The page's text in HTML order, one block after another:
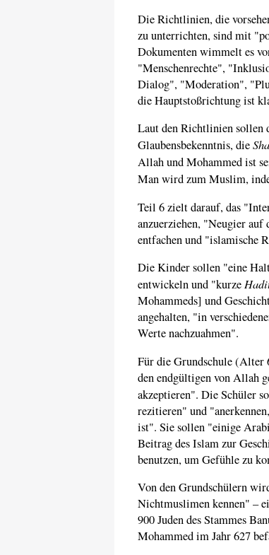
Die Richtlinien, die
zu unterrichten, sind mit
Dokumenten wimmelt es
"Menschenrechte",
Dialog", "Moderation",
die Hauptstoßrichtung ist
Laut den Richtlinien sollen
Glaubensbekenntnis, die
Allah und Mohammed ist
Man wird zum Muslim,
Teil 6 zielt darauf, das
anzuerziehen, "Neugier
entfachen und "islamische
Die Kinder sollen "eine
entwickeln und "kurze
Mohammeds] und
angehalten, "in
Werte nachzuahmen".
Für die Grundschule (Alter
den endgültigen von Allah
akzeptieren". Die Schüler
rezitieren" und
ist". Sie sollen "einige
Beitrag des Islam zur
benutzen, um Gefühle zu
Von den Grundschülern
Nichtmuslimen kennen" –
900 Juden des Stammes
Mohammed im Jahr 627